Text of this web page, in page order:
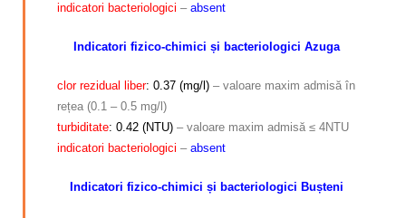
indicatori bacteriologici – absent
Indicatori fizico-chimici și bacteriologici Azuga
clor rezidual liber: 0.37 (mg/l) – valoare maxim admisă în
rețea (0.1 – 0.5 mg/l)
turbiditate: 0.42 (NTU) – valoare maxim admisă ≤ 4NTU
indicatori bacteriologici – absent
Indicatori fizico-chimici și bacteriologici Bușteni